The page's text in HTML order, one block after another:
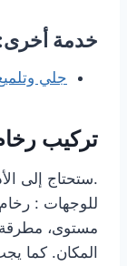
خدمة
جلي
تركيب
.ستحتاج إلى
للوجهات :
مستوى،
المكان. كما